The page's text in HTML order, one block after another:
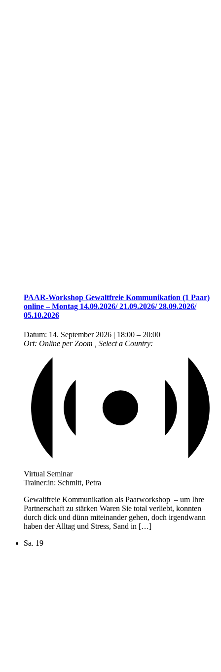
PAAR-Workshop Gewaltfreie Kommunikation (1 Paar)
online – Montag 14.09.2026/ 21.09.2026/ 28.09.2026/
05.10.2026
Datum: 14. September 2026 | 18:00 – 20:00
Ort: Online per Zoom , Select a Country:
Virtual Seminar
Trainer:in: Schmitt, Petra
Gewaltfreie Kommunikation als Paarworkshop – um Ihre
Partnerschaft zu stärken Waren Sie total verliebt, konnten
durch dick und dünn miteinander gehen, doch irgendwann
haben der Alltag und Stress, Sand in […]
Sa. 19